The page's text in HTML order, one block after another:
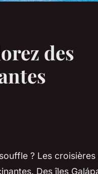
des
? Les
Des îles